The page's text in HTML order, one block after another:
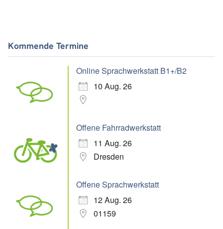
Kommende Termine
Online Sprachwerkstatt B1+/B2
10 Aug. 26
Offene Fahrradwerkstatt
11 Aug. 26
Dresden
Offene Sprachwerkstatt
12 Aug. 26
01159